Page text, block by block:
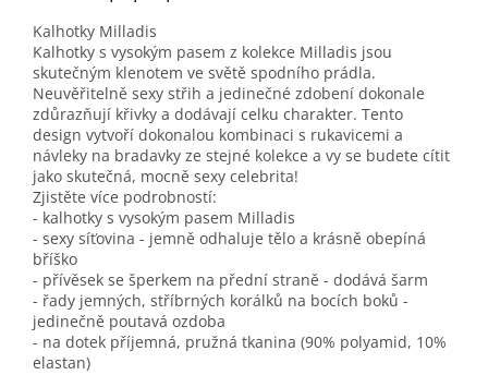
Kalhotky Milladis
Kalhotky s vysokým pasem z kolekce Milladis jsou
skutečným klenotem ve světě spodního prádla.
Neuvěřitelně sexy střih a jedinečné zdobení dokonale
zdůrazňují křivky a dodávají celku charakter. Tento
design vytvoří dokonalou kombinaci s rukavicemi a
návleky na bradavky ze stejné kolekce a vy se budete cítit
jako skutečná, mocně sexy celebrita!
Zjistěte více podrobností:
- kalhotky s vysokým pasem Milladis
- sexy síťovina - jemně odhaluje tělo a krásně obepíná
bříško
- přívěsek se šperkem na přední straně - dodává šarm
- řady jemných, stříbrných korálků na bocích boků -
jedinečně poutavá ozdoba
- na dotek příjemná, pružná tkanina (90% polyamid, 10%
elastan)